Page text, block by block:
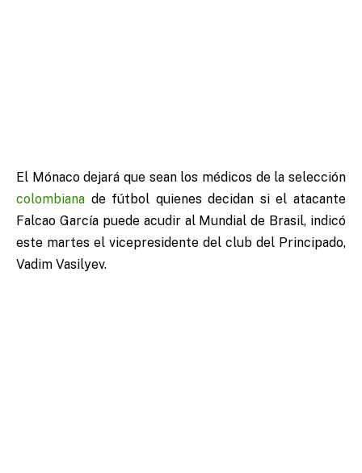
El Mónaco dejará que sean los médicos de la selección
colombiana de fútbol quienes decidan si el atacante
Falcao García puede acudir al Mundial de Brasil, indicó
este martes el vicepresidente del club del Principado,
Vadim Vasilyev.